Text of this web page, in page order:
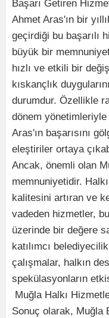
Başarı Getiren
Ahmet Aras'ın bir
geçirdiği bu başarılı
büyük bir
hızlı ve etkili bir
kıskançlık
durumdur. Özellikle
dönem yönetimleriyle
Aras'ın başarısını
eleştiriler ortaya
Ancak, önemli olan
memnuniyetidir.
kalitesini artıran ve
vadeden hizmetler,
üzerinde bir değere
katılımcı
çalışmalar, halkın
spekülasyonların
Muğla Halkı
Sonuç olarak, Muğla